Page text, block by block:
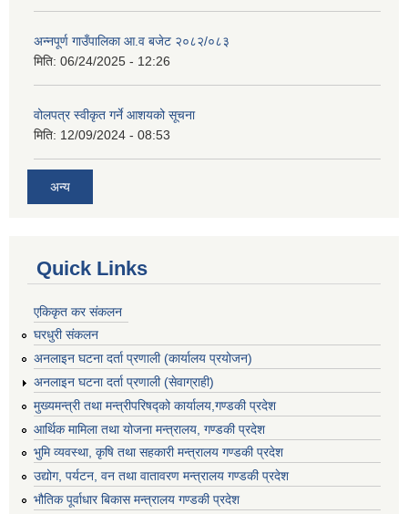
अन्नपूर्ण गाउँपालिका आ.व बजेट २०८२/०८३
मिति: 06/24/2025 - 12:26
वोलपत्र स्वीकृत गर्ने आशयको सूचना
मिति: 12/09/2024 - 08:53
अन्य
Quick Links
एकिकृत कर संकलन
घरधुरी संकलन
अनलाइन घटना दर्ता प्रणाली (कार्यालय प्रयोजन)
अनलाइन घटना दर्ता प्रणाली (सेवाग्राही)
मुख्यमन्त्री तथा मन्त्रीपरिषद्को कार्यालय,गण्डकी प्रदेश
आर्थिक मामिला तथा योजना मन्त्रालय, गण्डकी प्रदेश
भुमि व्यवस्था, कृषि तथा सहकारी मन्त्रालय गण्डकी प्रदेश
उद्योग, पर्यटन, वन तथा वातावरण मन्त्रालय गण्डकी प्रदेश
भौतिक पूर्वाधार बिकास मन्त्रालय गण्डकी प्रदेश